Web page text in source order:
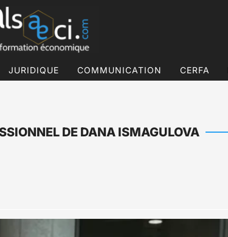
JURIDIQUE COMMUNICATION CERFA
DE DANA ISMAGULOVA